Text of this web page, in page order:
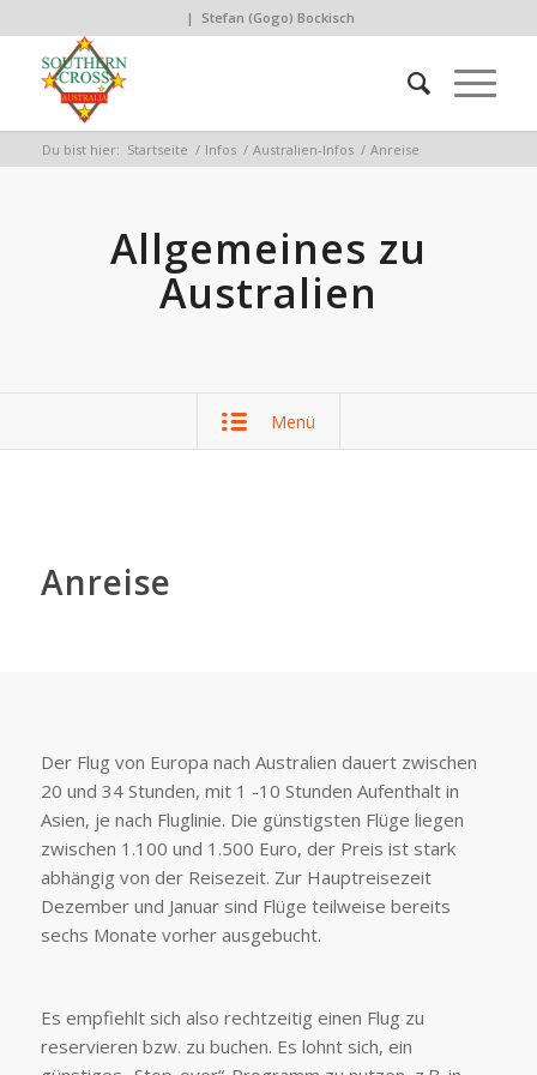
| Stefan (Gogo) Bockisch
Du bist hier: Startseite / Infos / Australien-Infos / Anreise
Allgemeines zu
Australien
Menü
Anreise
Der Flug von Europa nach Australien dauert zwischen
20 und 34 Stunden, mit 1 -10 Stunden Aufenthalt in
Asien, je nach Fluglinie. Die günstigsten Flüge liegen
zwischen 1.100 und 1.500 Euro, der Preis ist stark
abhängig von der Reisezeit. Zur Hauptreisezeit
Dezember und Januar sind Flüge teilweise bereits
sechs Monate vorher ausgebucht.
Es empfiehlt sich also rechtzeitig einen Flug zu
reservieren bzw. zu buchen. Es lohnt sich, ein